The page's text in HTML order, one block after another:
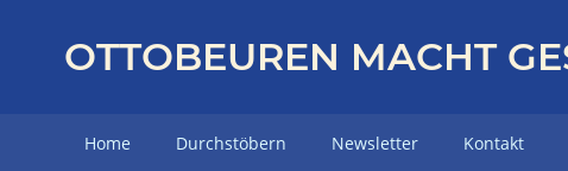
OTTOBEUREN MACHT
Home Durchstöbern Newsletter Kontakt